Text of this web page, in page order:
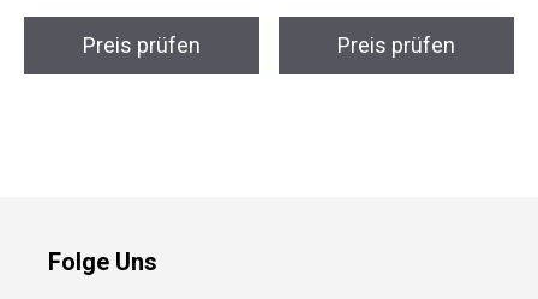
Preis prüfen Preis prüfen
Folge Uns